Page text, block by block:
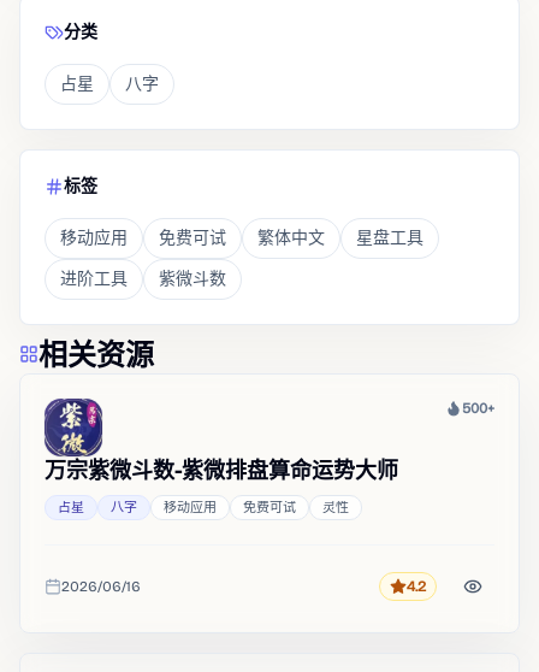
分类
占星 八字
标签
移动应用 免费可试 繁体中文
星盘工具
进阶工具
紫微斗数
相关资源
热度
500+
万宗紫微斗数-紫微排盘算命运势大师
占星 八字 移动应用 免费可试 灵性
收录时间
2026/06/16 评分4.2